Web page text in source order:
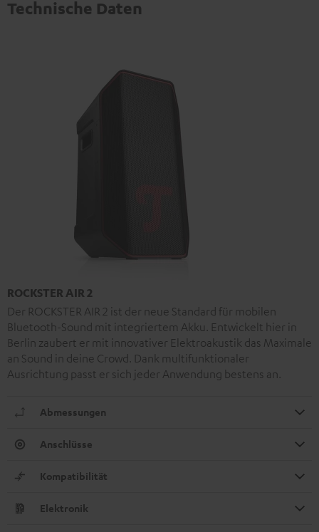
Technische Daten
ROCKSTER AIR 2
Der ROCKSTER AIR 2 ist der neue Standard für mobilen
Bluetooth-Sound mit integriertem Akku. Entwickelt hier in
Berlin zaubert er mit innovativer Elektroakustik das Maximale
an Sound in deine Crowd. Dank multifunktionaler
Ausrichtung passt er sich jeder Anwendung bestens an.
Abmessungen
Anschlüsse
Kompatibilität
Elektronik